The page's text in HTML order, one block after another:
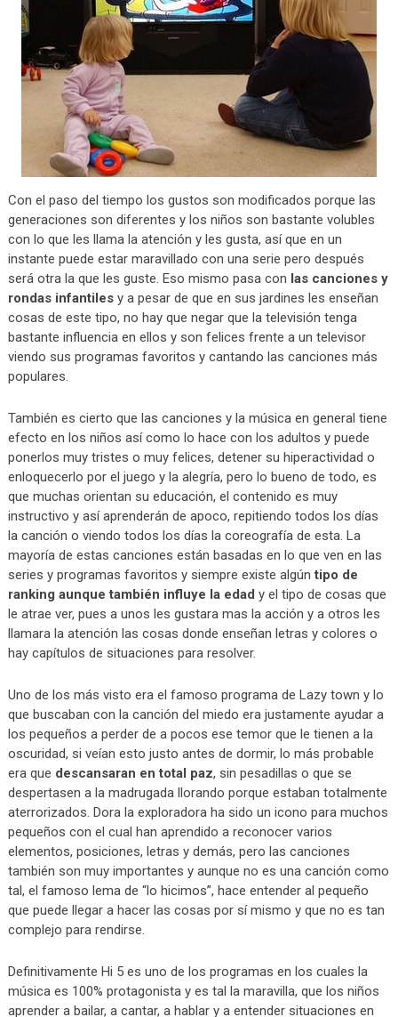
Con el paso del tiempo los gustos son modificados porque las
generaciones son diferentes y los niños son bastante volubles
con lo que les llama la atención y les gusta, así que en un
instante puede estar maravillado con una serie pero después
será otra la que les guste. Eso mismo pasa con las canciones y
rondas infantiles y a pesar de que en sus jardines les enseñan
cosas de este tipo, no hay que negar que la televisión tenga
bastante influencia en ellos y son felices frente a un televisor
viendo sus programas favoritos y cantando las canciones más
populares.
También es cierto que las canciones y la música en general tiene
efecto en los niños así como lo hace con los adultos y puede
ponerlos muy tristes o muy felices, detener su hiperactividad o
enloquecerlo por el juego y la alegría, pero lo bueno de todo, es
que muchas orientan su educación, el contenido es muy
instructivo y así aprenderán de apoco, repitiendo todos los días
la canción o viendo todos los días la coreografía de esta. La
mayoría de estas canciones están basadas en lo que ven en las
series y programas favoritos y siempre existe algúntipo de
ranking aunque también influye la edad y el tipo de cosas que
le atrae ver, pues a unos les gustara mas la acción y a otros les
llamara la atención las cosas donde enseñan letras y colores o
hay capítulos de situaciones para resolver.
Uno de los más visto era el famoso programa de Lazy town y lo
que buscaban con la canción del miedo era justamente ayudar a
los pequeños a perder de a pocos ese temor que le tienen a la
oscuridad, si veían esto justo antes de dormir, lo más probable
era que descansaran en total paz, sin pesadillas o que se
despertasen a la madrugada llorando porque estaban totalmente
aterrorizados. Dora la exploradora ha sido un icono para muchos
pequeños con el cual han aprendido a reconocer varios
elementos, posiciones, letras y demás, pero las canciones
también son muy importantes y aunque no es una canción como
tal, el famoso lema de “lo hicimos”, hace entender al pequeño
que puede llegar a hacer las cosas por sí mismo y que no es tan
complejo para rendirse.
Definitivamente Hi 5 es uno de los programas en los cuales la
música es 100% protagonista y es tal la maravilla, que los niños
aprender a bailar, a cantar, a hablar y a entender situaciones en